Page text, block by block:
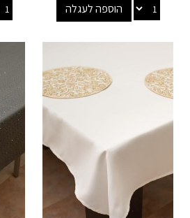
הוספה לעגלה